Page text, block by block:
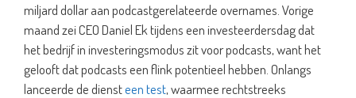
miljard dollar aan podcastgerelateerde overnames. Vorige
maand zei CEO Daniel Ek tijdens een investeerdersdag dat
het bedrijf in investeringsmodus zit voor podcasts, want het
gelooft dat podcasts een flink potentieel hebben. Onlangs
lanceerde de diensteen test, waarmee rechtstreeks